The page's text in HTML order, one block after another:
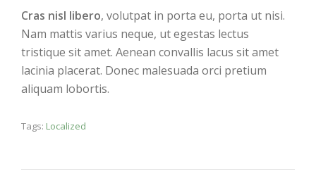
Cras nisl libero, volutpat in porta eu, porta ut nisi.
Nam mattis varius neque, ut egestas lectus
tristique sit amet. Aenean convallis lacus sit amet
lacinia placerat. Donec malesuada orci pretium
aliquam lobortis.
Tags: Localized